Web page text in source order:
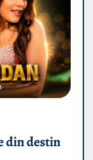
din destin